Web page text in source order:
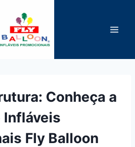
Conheça a
Infláveis
Fly Balloon